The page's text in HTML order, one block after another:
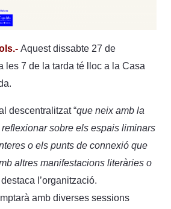
Aquest dissabte 27 de
les 7 de la tarda té lloc a la Casa
descentralitzat “que neix amb la
reflexionar sobre els espais liminars
o els punts de connexió que
altres manifestacions literàries o
l’organització.
amb diverses sessions